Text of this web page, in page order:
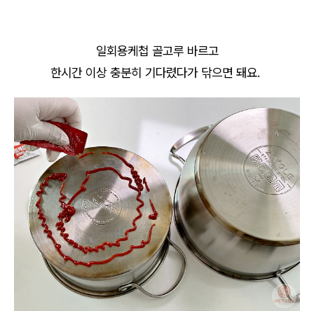
일회용케첩 골고루 바르고
한시간 이상 충분히 기다렸다가 닦으면 돼요.